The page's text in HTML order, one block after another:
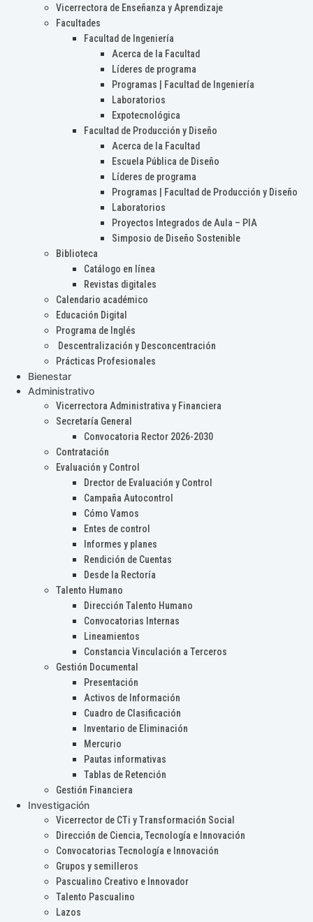
Vicerrectora de Enseñanza y Aprendizaje
Facultades
Facultad de Ingeniería
Acerca de la Facultad
Líderes de programa
Programas | Facultad de Ingeniería
Laboratorios
Expotecnológica
Facultad de Producción y Diseño
Acerca de la Facultad
Escuela Pública de Diseño
Líderes de programa
Programas | Facultad de Producción y Diseño
Laboratorios
Proyectos Integrados de Aula – PIA
Simposio de Diseño Sostenible
Biblioteca
Catálogo en línea
Revistas digitales
Calendario académico
Educación Digital
Programa de Inglés
Descentralización y Desconcentración
Prácticas Profesionales
Bienestar
Administrativo
Vicerrectora Administrativa y Financiera
Secretaría General
Convocatoria Rector 2026-2030
Contratación
Evaluación y Control
Drector de Evaluación y Control
Campaña Autocontrol
Cómo Vamos
Entes de control
Informes y planes
Rendición de Cuentas
Desde la Rectoría
Talento Humano
Dirección Talento Humano
Convocatorias Internas
Lineamientos
Constancia Vinculación a Terceros
Gestión Documental
Presentación
Activos de Información
Cuadro de Clasificación
Inventario de Eliminación
Mercurio
Pautas informativas
Tablas de Retención
Gestión Financiera
Investigación
Vicerrector de CTi y Transformación Social
Dirección de Ciencia, Tecnología e Innovación
Convocatorias Tecnología e Innovación
Grupos y semilleros
Pascualino Creativo e Innovador
Talento Pascualino
Lazos